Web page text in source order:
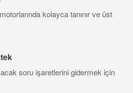
kolayca tanınır ve üst
soru işaretlerini gidermek için